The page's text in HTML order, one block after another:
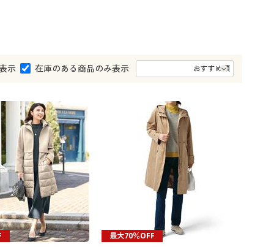
ア・ティーンズ下着
大きいサイズ メンズ
示 在庫のある商品のみ表示
最大70％OFF